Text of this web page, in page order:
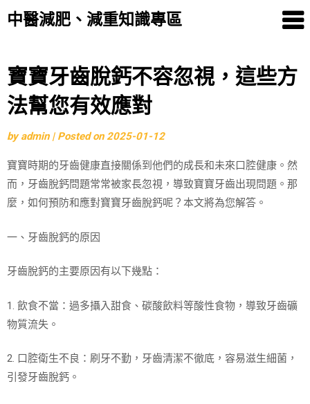
中醫減肥、減重知識專區
Skip
to
content
寶寶牙齒脫鈣不容忽視，這些方
法幫您有效應對
byadmin | Posted on2025-01-12
寶寶時期的牙齒健康直接關係到他們的成長和未來口腔健康。然
而，牙齒脫鈣問題常常被家長忽視，導致寶寶牙齒出現問題。那
麼，如何預防和應對寶寶牙齒脫鈣呢？本文將為您解答。
一、牙齒脫鈣的原因
牙齒脫鈣的主要原因有以下幾點：
1. 飲食不當：過多攝入甜食、碳酸飲料等酸性食物，導致牙齒礦
物質流失。
2. 口腔衛生不良：刷牙不勤，牙齒清潔不徹底，容易滋生細菌，
引發牙齒脫鈣。